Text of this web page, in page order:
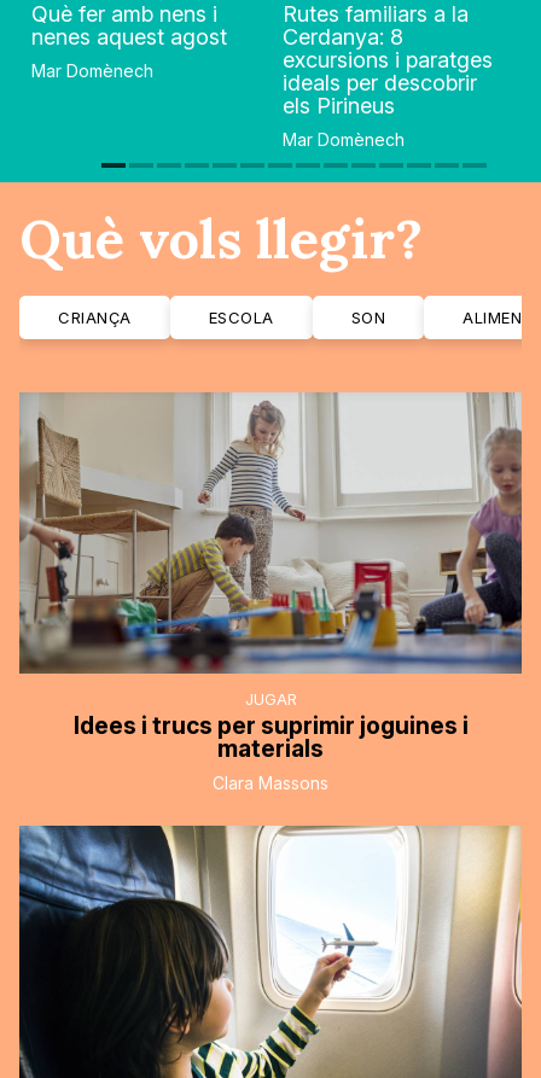
Què fer amb nens i
nenes aquest agost
Mar Domènech
Rutes familiars a la
Cerdanya: 8
excursions i paratges
ideals per descobrir
els Pirineus
Mar Domènech
Què vols llegir?
CRIANÇA ESCOLA SON
JUGAR
Idees i trucs per suprimir joguines i
materials
Clara Massons